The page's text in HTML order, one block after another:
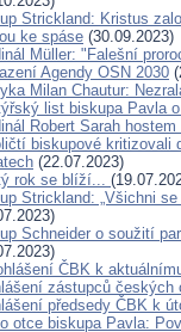
Strickland: Kristus
ke spáse (30.09.2023)
Müller: "Falešní
Agendy OSN 2030
Milan Chautur:
list biskupa Pavla
Robert Sarah
biskupové kritizovali
(22.07.2023)
rok se blíží...
Strickland: „Všichni
Schneider o soužití
ČBK k
zástupců
předsedy ČBK k
otce biskupa Pavla: